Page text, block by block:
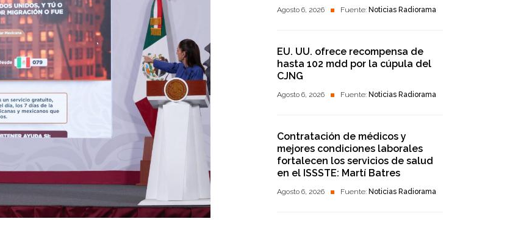
Agosto 6, 2026 Fuente: Noticias Radiorama
EU. UU. ofrece recompensa de
hasta 102 mdd por la cúpula del
CJNG
Agosto 6, 2026 Fuente: Noticias Radiorama
Contratación de médicos y
mejores condiciones laborales
fortalecen los servicios de salud
en el ISSSTE: Martí Batres
Agosto 6, 2026 Fuente: Noticias Radiorama